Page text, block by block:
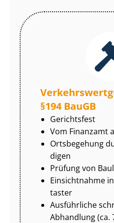
§194 BauGB
Gerichtsfest
Vom Finanzamt
Ortsbegehung
di­gen
Prüfung von
Einsichtnahme
tas­ter
Ausführliche
Abhandlung (ca.